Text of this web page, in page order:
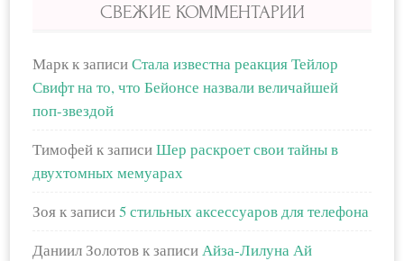
СВЕЖИЕ КОММЕНТАРИИ
Маркк записиСтала известна реакция Тейлор
Свифт на то, что Бейонсе назвали величайшей
поп-звездой
Тимофейк записиШер раскроет свои тайны в
двухтомных мемуарах
Зояк записи5 стильных аксессуаров для телефона
Даниил Золотовк записиАйза-Лилуна Ай